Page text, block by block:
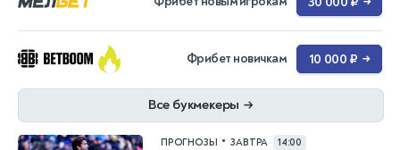
Фрибет новичкам 10 000 ₽ →
Все букмекеры →
ПРОГНОЗЫ • ЗАВТРА 14:00